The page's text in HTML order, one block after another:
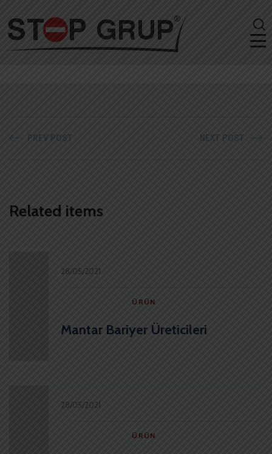
PREV POST NEXT POST
Related items
28/05/2021
ÜRÜN
Mantar Bariyer Üreticileri
28/05/2021
ÜRÜN